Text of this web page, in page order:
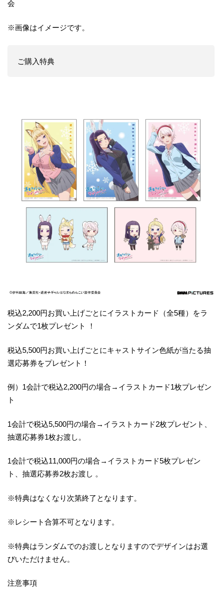
会
※画像はイメージです。
ご購入特典
税込2,200円お買い上げごとにイラストカード（全5種）をラ
ンダムで1枚プレゼント ！
税込5,500円お買い上げごとにキャストサイン色紙が当たる抽
選応募券をプレゼント！
例）1会計で税込2,200円の場合→イラストカード1枚プレゼン
ト
1会計で税込5,500円の場合→イラストカード2枚プレゼント、
抽選応募券1枚お渡し。
1会計で税込11,000円の場合→イラストカード5枚プレゼン
ト、抽選応募券2枚お渡し 。
※特典はなくなり次第終了となります。
※レシート合算不可となります。
※特典はランダムでのお渡しとなりますのでデザインはお選
びいただけません。
注意事項